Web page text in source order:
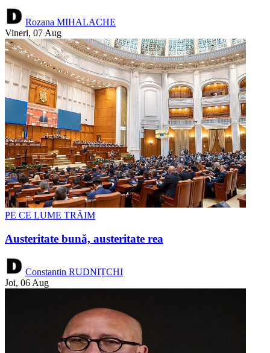
Rozana MIHALACHE
Vineri, 07 Aug
PE CE LUME TRĂIM
Austeritate bună, austeritate rea
Constantin RUDNIȚCHI
Joi, 06 Aug